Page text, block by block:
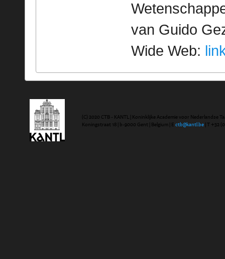
van Guido
Wide Web:
(C) 2020 CTB - KANTL | Koninklijke Academie voor Nederlandse
Koningstraat 18 | b-9000 Gent | Belgium | E ctb@kantl.be | T +32